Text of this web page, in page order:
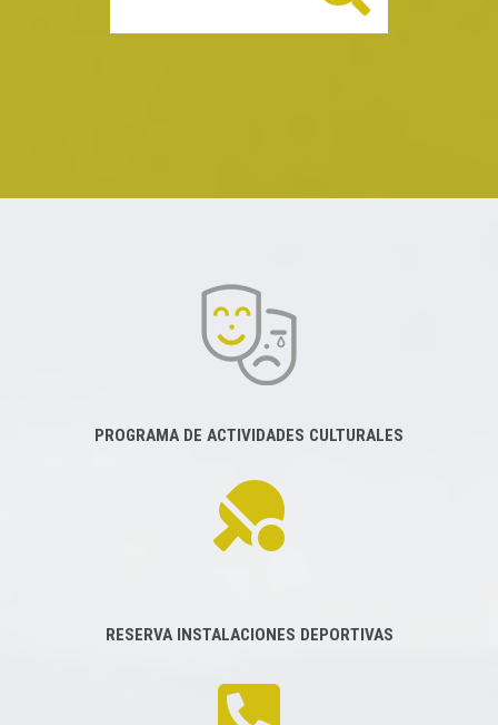
PROGRAMA DE ACTIVIDADES CULTURALES
RESERVA INSTALACIONES DEPORTIVAS